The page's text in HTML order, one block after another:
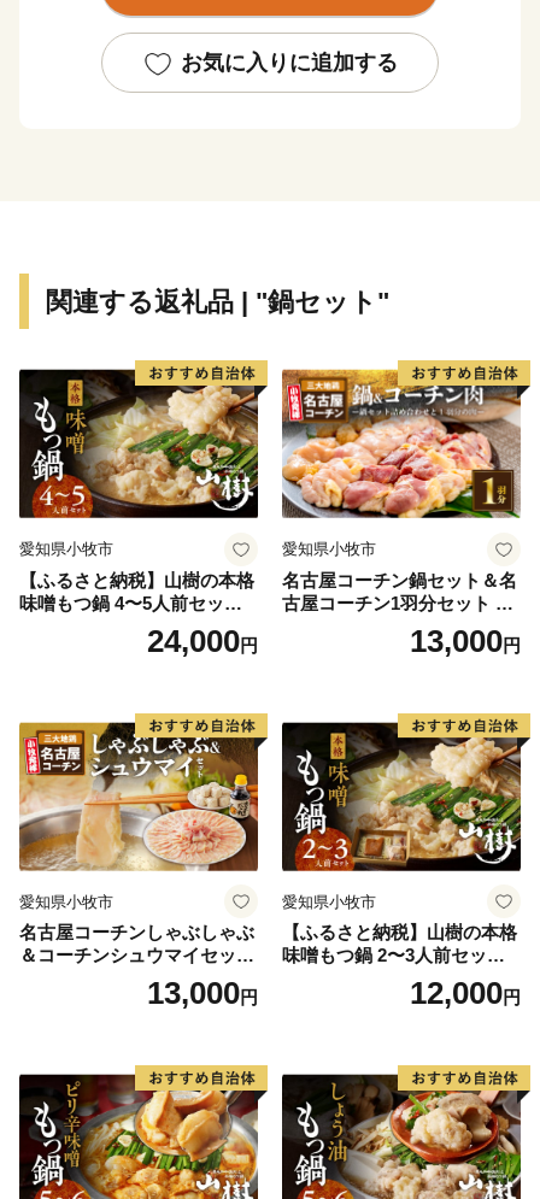
（AMEX）、ダイナーズクラブカードが利用可能です。
寄附お申込み入金後のお礼品変更、返品、交換はできま
かることがあります。
ただきます。
※お礼の品の写真はイメージです。
＜問い合わせ・担当部署＞
「志免町おうえん寄附金」についてのご不明点などがあ
志免町は、ふるさと納税に関する業務を有限会社久松に
委託しております。
【問い合わせ先】
メール：furusato-shime@hakata-hisamatsu.net
電話番号：092-710-5439
※受付時間：午前10時～午後5時（土・日・祝除く）
【担当部署】
志免町役場 ふるさと納税担当
〒811-2292 福岡県糟屋郡志免町志免中央1丁目1-1
電話番号：092-935-1854
お気に入りに追加する
関連する返礼品 | "鍋セット"
愛知県小牧市
【ふるさと納税】山樹の本格
味噌もつ鍋 4〜5人前セット
山樹 国産 牛もつ ホルモン モ
ツ オンライン飲み会 ホーム
間
24,000円
愛知県小牧市
名古屋コーチン鍋セット＆名
古屋コーチン1羽分セット 日
本三大地鶏 鍋セット 鶏肉 も
も肉 むね肉 ササミ 肉団子 鍋
13,000円
愛知県小牧市
名古屋コーチンしゃぶしゃぶ
＆コーチンシュウマイセッ
ト 焼売 鶏肉 鍋 鶏しゃぶ 日
13,000円
愛知県小牧市
【ふるさと納税】山樹の本格
味噌もつ鍋 2〜3人前セット
山樹 国産 牛もつ ホルモン モ
ツ オンライン飲み会 ホーム
間
12,000円